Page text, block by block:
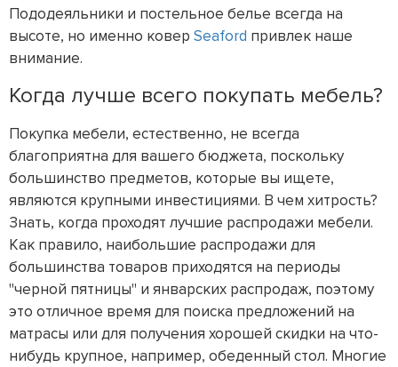
Пододеяльники и постельное белье всегда на
высоте, но именно ковер Seaford привлек наше
внимание.
Когда лучше всего покупать мебель?
Покупка мебели, естественно, не всегда
благоприятна для вашего бюджета, поскольку
большинство предметов, которые вы ищете,
являются крупными инвестициями. В чем хитрость?
Знать, когда проходят лучшие распродажи мебели.
Как правило, наибольшие распродажи для
большинства товаров приходятся на периоды
"черной пятницы" и январских распродаж, поэтому
это отличное время для поиска предложений на
матрасы или для получения хорошей скидки на что-
нибудь крупное, например, обеденный стол. Многие